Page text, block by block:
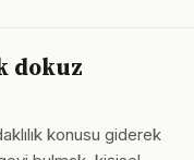
dokuz
konusu giderek